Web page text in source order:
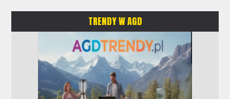
TRENDY W AGD